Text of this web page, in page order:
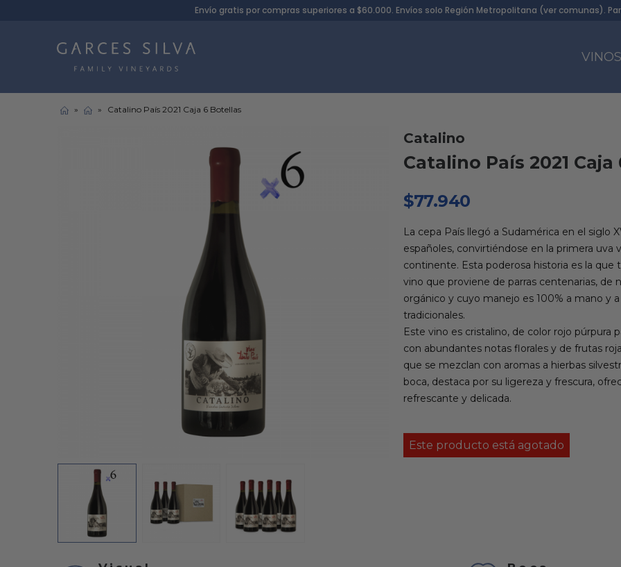
Envío gratis por compras superiores a $60.000. Envíos solo Región Metropolitana (ver comunas).
VINOS
» » Catalino País 2021 Caja 6 Botellas
Catalino
Catalino País 2021
$77.940
La cepa País llegó a Sudamérica en el siglo
españoles, convirtiéndose en la primera uva
continente. Esta poderosa historia es la que
vino que proviene de parras centenarias, de
orgánico y cuyo manejo es 100% a mano y
tradicionales.
Este vino es cristalino, de color rojo púrpura
con abundantes notas florales y de frutas
que se mezclan con aromas a hierbas
boca, destaca por su ligereza y frescura,
refrescante y delicada.
Este producto está agotado